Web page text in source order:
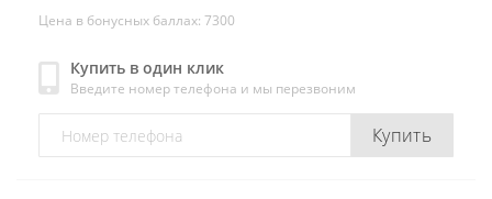
Цена в бонусных баллах: 7300
Купить в один клик
Введите номер телефона и мы перезвоним
Купить